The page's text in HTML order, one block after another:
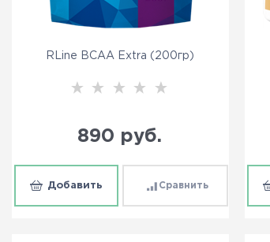
RLine BCAA Extra (200гр)
890 руб.
Добавить Сравнить